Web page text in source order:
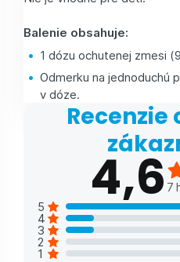
Balenie obsahuje:
1 dózu ochutenej zmesi
Odmerku na jednoduchú
v dóze.
Recenzie
4,6 7
5
4
3
2
1